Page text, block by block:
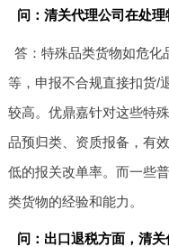
问：清关代理公司在处
答：特殊品类货物如危化
等，申报不合规直接扣货/
较高。优鼎嘉针对这些特
品预归类、资质报备，有
低的报关改单率。而一些
类货物的经验和能力。
问：出口退税方面，清